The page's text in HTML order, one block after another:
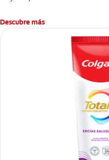
caries.
Descubre más